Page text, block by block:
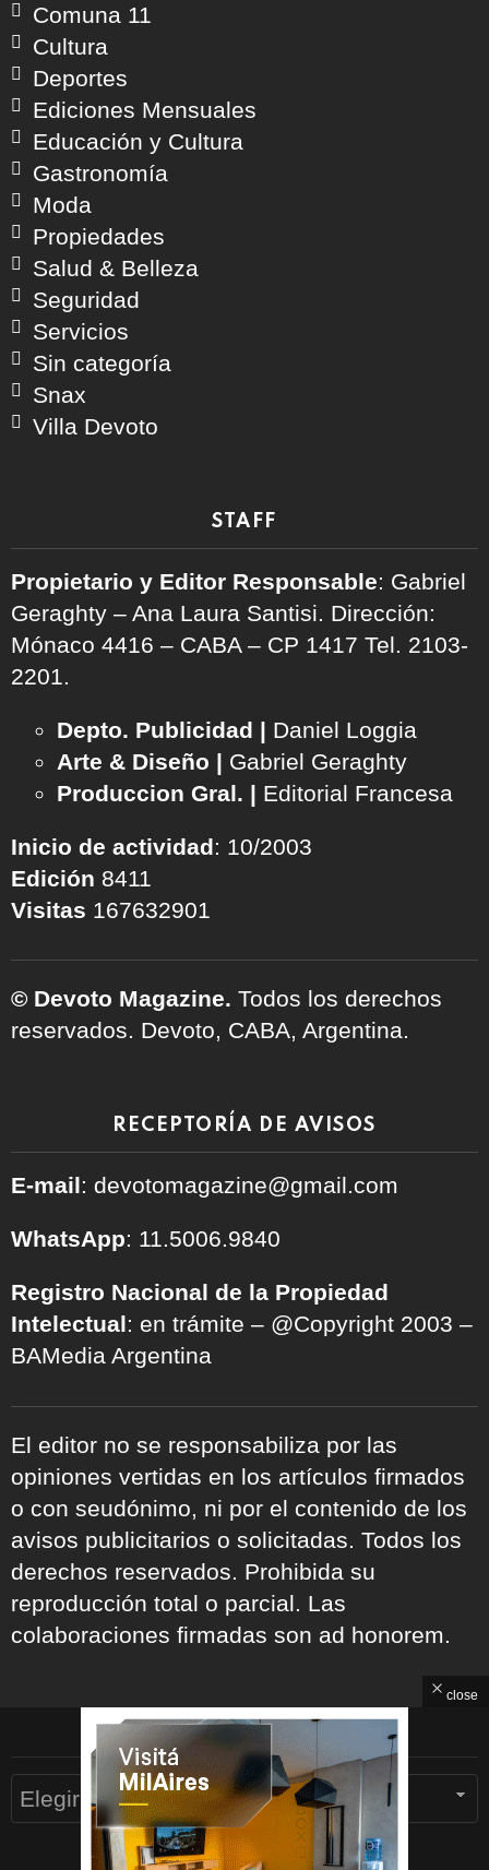
Comuna 11
Cultura
Deportes
Ediciones Mensuales
Educación y Cultura
Gastronomía
Moda
Propiedades
Salud & Belleza
Seguridad
Servicios
Sin categoría
Snax
Villa Devoto
STAFF
Propietario y Editor Responsable: Gabriel
Geraghty – Ana Laura Santisi. Dirección:
Mónaco 4416 – CABA – CP 1417 Tel. 2103-
2201.
Depto. Publicidad | Daniel Loggia
Arte & Diseño | Gabriel Geraghty
Produccion Gral. | Editorial Francesa
Inicio de actividad: 10/2003
Edición 8411
Visitas 167632901
© Devoto Magazine. Todos los derechos
reservados. Devoto, CABA, Argentina.
RECEPTORÍA DE AVISOS
E-mail: devotomagazine@gmail.com
WhatsApp: 11.5006.9840
Registro Nacional de la Propiedad
Intelectual: en trámite – @Copyright 2003 –
BAMedia Argentina
El editor no se responsabiliza por las
opiniones vertidas en los artículos firmados
o con seudónimo, ni por el contenido de los
avisos publicitarios o solicitadas. Todos los
derechos reservados. Prohibida su
reproducción total o parcial. Las
colaboraciones firmadas son ad honorem.
ARCHIVOS
Archivos
close